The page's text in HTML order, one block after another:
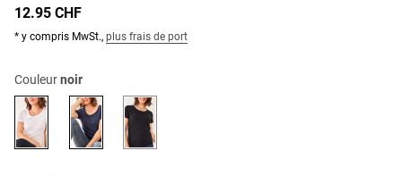
12.95 CHF
* y compris MwSt., plus frais de port
Couleurnoir
blanc
bleu marinenoir